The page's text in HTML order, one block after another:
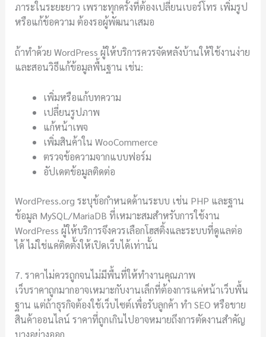
ภาระในระยะยาว เพราะทุกครั้งที่ต้องเปลี่ยนเบอร์โทร เพิ่มรูป
หรือแก้ข้อความ ต้องรอผู้พัฒนาเสมอ
ถ้าทำด้วย WordPress ผู้ให้บริการควรจัดหลังบ้านให้ใช้งานง่าย
และสอนวิธีแก้ข้อมูลพื้นฐาน เช่น:
เพิ่มหรือแก้บทความ
เปลี่ยนรูปภาพ
แก้หน้าเพจ
เพิ่มสินค้าใน WooCommerce
ตรวจข้อความจากแบบฟอร์ม
อัปเดตข้อมูลติดต่อ
WordPress.org ระบุข้อกำหนดด้านระบบ เช่น PHP และฐาน
ข้อมูล MySQL/MariaDB ที่เหมาะสมสำหรับการใช้งาน
WordPress ผู้ให้บริการจึงควรเลือกโฮสติ้งและระบบที่ดูแลต่อ
ได้ ไม่ใช่แค่ติดตั้งให้เปิดเว็บได้เท่านั้น
7. ราคาไม่ควรถูกจนไม่มีพื้นที่ให้ทำงานคุณภาพ
เว็บราคาถูกมากอาจเหมาะกับงานเล็กที่ต้องการแค่หน้าเว็บพื้น
ฐาน แต่ถ้าธุรกิจต้องใช้เว็บไซต์เพื่อรับลูกค้า ทำ SEO หรือขาย
สินค้าออนไลน์ ราคาที่ถูกเกินไปอาจหมายถึงการตัดงานสำคัญ
บางอย่างออก